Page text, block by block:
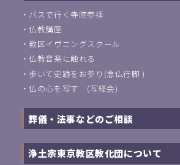
・ バスで行く寺院参拝
・仏教講座
・教区イヴニングスクール
・仏教音楽に触れる
・ 歩いて史跡をお参り(念仏行脚 )
・仏の心を写す (写経会)
葬儀・法事などのご相談
浄土宗東京教区教化団について